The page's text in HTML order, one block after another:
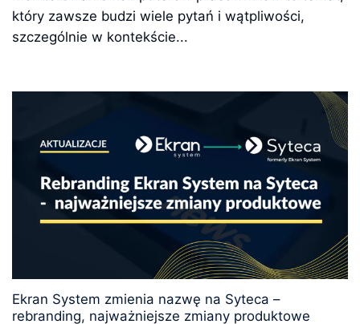
który zawsze budzi wiele pytań i wątpliwości,
szczególnie w kontekście...
Ekran System zmienia nazwę na Syteca –
rebranding, najważniejsze zmiany produktowe